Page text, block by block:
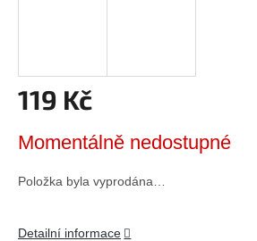
119 Kč
cena:
Momentálně nedostupné
Položka byla vyprodána…
Detailní informace